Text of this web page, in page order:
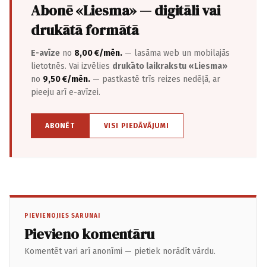
Abonē «Liesma» — digitāli vai
drukātā formātā
E-avīze no 8,00 €/mēn. — lasāma web un mobilajās
lietotnēs. Vai izvēlies drukāto laikrakstu «Liesma»
no 9,50 €/mēn. — pastkastē trīs reizes nedēļā, ar
pieeju arī e-avīzei.
ABONĒT VISI PIEDĀVĀJUMI
PIEVIENOJIES SARUNAI
Pievieno komentāru
Komentēt vari arī anonīmi — pietiek norādīt vārdu.